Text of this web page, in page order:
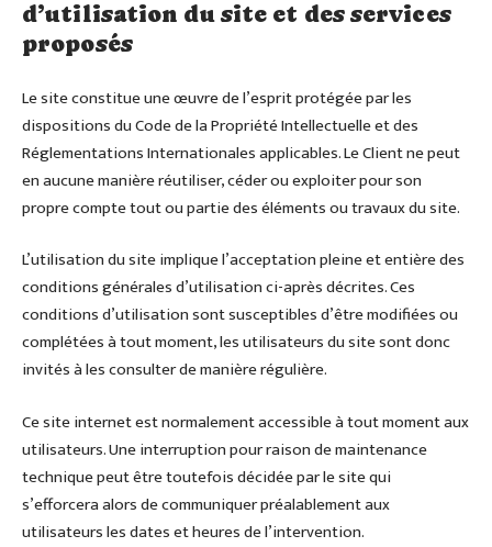
d’utilisation du site et des services
proposés
Le site constitue une œuvre de l’esprit protégée par les
dispositions du Code de la Propriété Intellectuelle et des
Réglementations Internationales applicables. Le Client ne peut
en aucune manière réutiliser, céder ou exploiter pour son
propre compte tout ou partie des éléments ou travaux du site.
L’utilisation du site implique l’acceptation pleine et entière des
conditions générales d’utilisation ci-après décrites. Ces
conditions d’utilisation sont susceptibles d’être modifiées ou
complétées à tout moment, les utilisateurs du site sont donc
invités à les consulter de manière régulière.
Ce site internet est normalement accessible à tout moment aux
utilisateurs. Une interruption pour raison de maintenance
technique peut être toutefois décidée par le site qui
s’efforcera alors de communiquer préalablement aux
utilisateurs les dates et heures de l’intervention.